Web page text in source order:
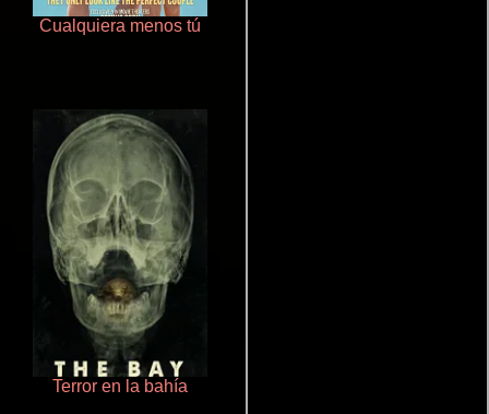
Cualquiera menos tú
Terror en la bahía